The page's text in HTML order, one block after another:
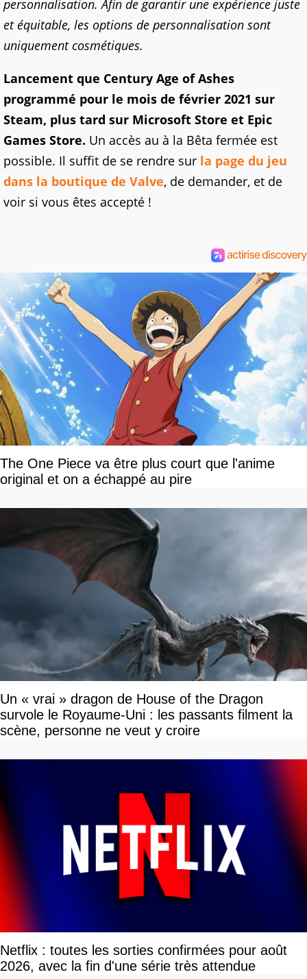
personnalisation. Afin de garantir une expérience juste
et équitable, les options de personnalisation sont
uniquement cosmétiques.
Lancement que Century Age of Ashes
programmé pour le mois de février 2021 sur
Steam, plus tard sur Microsoft Store et Epic
Games Store. Un accès au à la Bêta fermée est
possible. Il suffit de se rendre sur la page du jeu
dans la boutique de Valve, de demander, et de
voir si vous êtes accepté !
The One Piece va être plus court que l'anime
original et on a échappé au pire
Un « vrai » dragon de House of the Dragon
survole le Royaume-Uni : les passants filment la
scène, personne ne veut y croire
Netflix : toutes les sorties confirmées pour août
2026, avec la fin d'une série très attendue